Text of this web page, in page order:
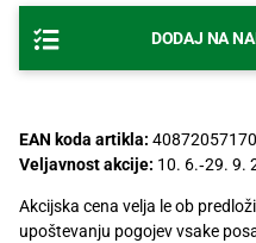
DODAJ NA
EAN koda artikla:
Veljavnost akcije: 10. 6.‐29. 9.
Akcijska cena velja le ob
upoštevanju pogojev vsake